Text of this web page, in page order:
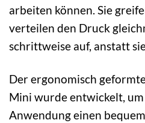
arbeiten können. Sie
verteilen den Druck
schrittweise auf, anstatt
Der ergonomisch
Mini wurde entwickelt,
Anwendung einen